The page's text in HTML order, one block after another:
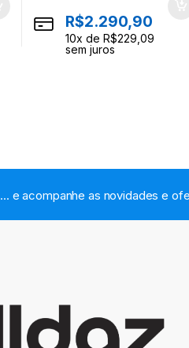
R$2.290,90
10x de R$229,09
sem juros
... e acompanhe as novidades e